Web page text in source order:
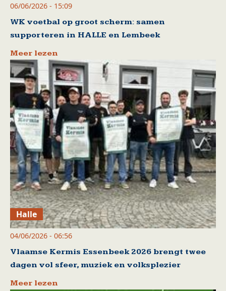
06/06/2026 - 15:09
WK voetbal op groot scherm: samen
supporteren in HALLE en Lembeek
Meer lezen
Halle
04/06/2026 - 06:56
Vlaamse Kermis Essenbeek 2026 brengt twee
dagen vol sfeer, muziek en volksplezier
Meer lezen